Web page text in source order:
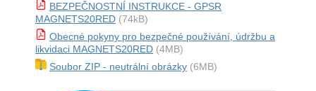
BEZPEČNOSTNÍ INSTRUKCE - GPSR
MAGNETS20RED (74kB)
Obecné pokyny pro bezpečné používání, údržbu a
likvidaci MAGNETS20RED (4MB)
Soubor ZIP - neutrální obrázky (6MB)